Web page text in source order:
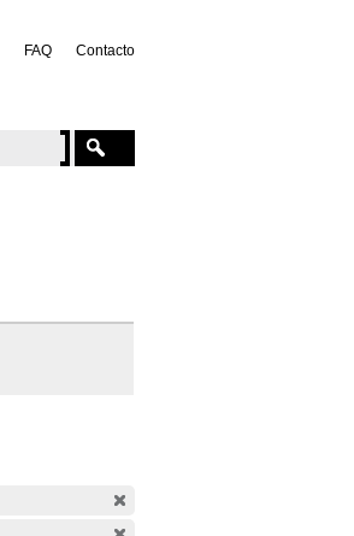
FAQ Contacto